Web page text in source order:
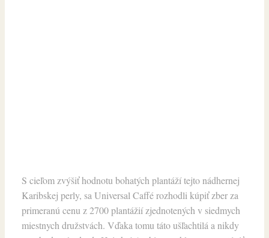
S cieľom zvýšiť hodnotu bohatých plantáží tejto nádhernej
Karibskej perly, sa Universal Caffé rozhodli kúpiť zber za
primeranú cenu z 2700 plantážií zjednotených v siedmych
miestnych družstvách. Vďaka tomu táto ušľachtilá a nikdy